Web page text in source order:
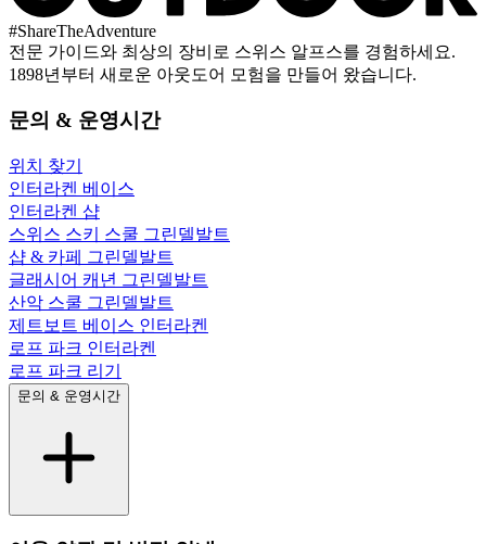
#ShareTheAdventure
전문 가이드와 최상의 장비로 스위스 알프스를 경험하세요.
1898년부터 새로운 아웃도어 모험을 만들어 왔습니다.
문의 & 운영시간
위치 찾기
인터라켄 베이스
인터라켄 샵
스위스 스키 스쿨 그린델발트
샵 & 카페 그린델발트
글래시어 캐년 그린델발트
산악 스쿨 그린델발트
제트보트 베이스 인터라켄
로프 파크 인터라켄
로프 파크 리기
문의 & 운영시간